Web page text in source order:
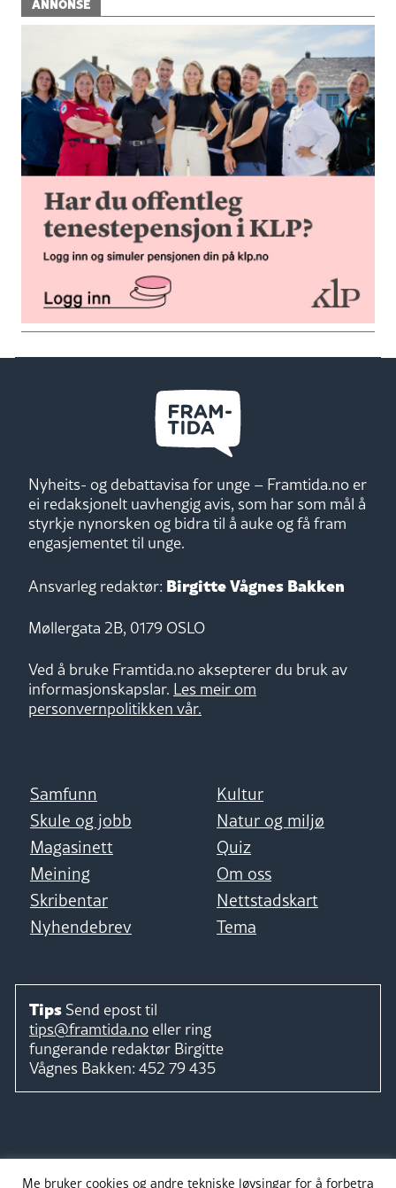
Nyheits- og debattavisa for unge – Framtida.no er
ei redaksjonelt uavhengig avis, som har som mål å
styrkje nynorsken og bidra til å auke og få fram
engasjementet til unge.
Ansvarleg redaktør: Birgitte Vågnes Bakken
Møllergata 2B, 0179 OSLO
Ved å bruke Framtida.no aksepterer du bruk av
informasjonskapslar. Les meir om
personvernpolitikken vår.
Samfunn
Kultur
Skule og jobb
Natur og miljø
Magasinett
Quiz
Meining
Om oss
Skribentar
Nettstadskart
Nyhendebrev
Tema
Tips Send epost til
tips@framtida.no eller ring
fungerande redaktør Birgitte
Vågnes Bakken: 452 79 435
Me bruker cookies og andre tekniske løysingar for å forbetra